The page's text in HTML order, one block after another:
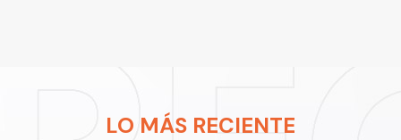
LO MÁS RECIENTE